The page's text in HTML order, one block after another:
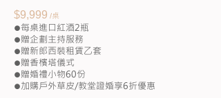
$9,999 /桌
●每桌進口紅酒2瓶
●贈企劃主持服務
●贈新郎西裝租賃乙套
●贈香檳塔儀式
●贈婚禮小物60份
●加購戶外草皮/教堂證婚享6折優惠